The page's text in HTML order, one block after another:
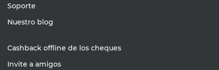
Soporte
Nuestro blog
Cashback offline de los cheques
Invite a amigos